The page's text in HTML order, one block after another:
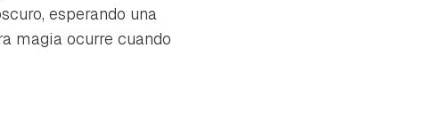
esperando una
magia ocurre cuando